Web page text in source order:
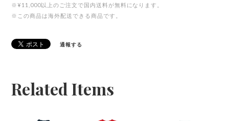
※¥11,000以上のご注文で国内送料が無料になります。
※この商品は海外配送できる商品です。
通報する
Related Items